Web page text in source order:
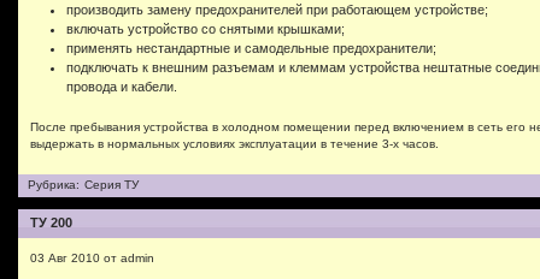
производить замену предохранителей при работающем устройстве;
включать устройство со снятыми крышками;
применять нестандартные и самодельные предохранители;
подключать к внешним разъемам и клеммам устройства нештатные
провода и кабели.
После пребывания устройства в холодном помещении перед включением в сеть его
выдержать в нормальных условиях эксплуатации в течение 3-х часов.
Рубрика: Серия ТУ
ТУ 200
03 Авг 2010 от admin